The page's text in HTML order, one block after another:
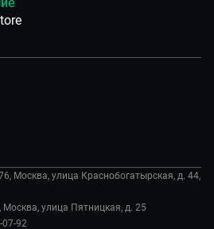
Москва, улица Краснобогатырская, д. 44,
улица Пятницкая, д. 25
07-92